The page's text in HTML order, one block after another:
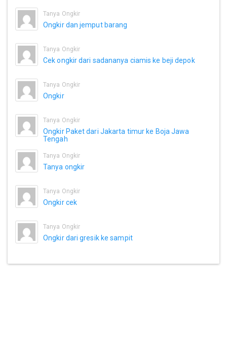
Tanya Ongkir
Ongkir dan jemput barang
Tanya Ongkir
Cek ongkir dari sadananya ciamis ke beji depok
Tanya Ongkir
Ongkir
Tanya Ongkir
Ongkir Paket dari Jakarta timur ke Boja Jawa
Tengah
Tanya Ongkir
Tanya ongkir
Tanya Ongkir
Ongkir cek
Tanya Ongkir
Ongkir dari gresik ke sampit